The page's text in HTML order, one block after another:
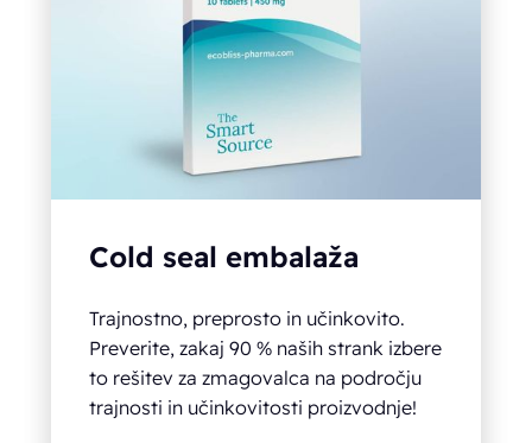
Cold seal embalaža
Trajnostno, preprosto in učinkovito.
Preverite, zakaj 90 % naših strank izbere
to rešitev za zmagovalca na področju
trajnosti in učinkovitosti proizvodnje!